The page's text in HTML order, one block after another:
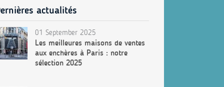
actualités
01 September 2025
Les meilleures maisons de ventes
aux enchères à Paris : notre
sélection 2025